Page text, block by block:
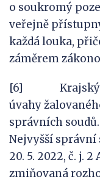
o soukromý
veřejně
každá louka,
záměrem
[6] Krajský
úvahy
správních
Nejvyšší správní
20. 5. 2022, č. j.
zmiňovaná